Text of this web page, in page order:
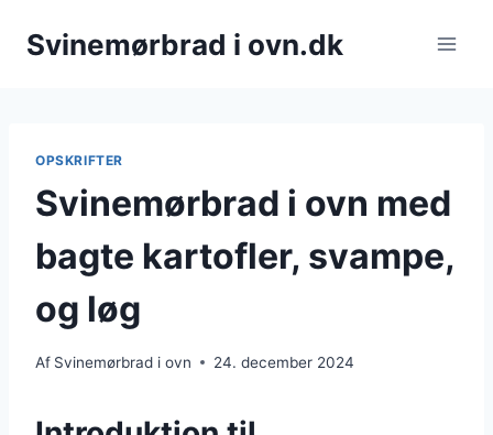
Svinemørbrad i ovn.dk
OPSKRIFTER
Svinemørbrad i ovn med
bagte kartofler, svampe,
og løg
Af Svinemørbrad i ovn 24. december 2024